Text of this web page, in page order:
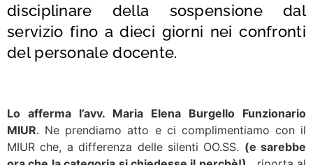
disciplinare della sospensione dal
servizio fino a dieci giorni nei confronti
del personale docente.
Lo afferma l’avv. Maria Elena Burgello Funzionario
MIUR. Ne prendiamo atto e ci complimentiamo con il
MIUR che, a differenza delle silenti OO.SS. (e sarebbe